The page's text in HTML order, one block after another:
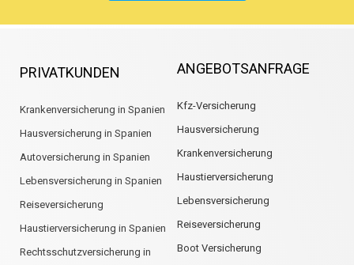
PRIVATKUNDEN
Krankenversicherung in Spanien
Hausversicherung in Spanien
Autoversicherung in Spanien
Lebensversicherung in Spanien
Reiseversicherung
Haustierversicherung in Spanien
Rechtsschutzversicherung in
ANGEBOTSANFRAGE
Kfz-Versicherung
Hausversicherung
Krankenversicherung
Haustierversicherung
Lebensversicherung
Reiseversicherung
Boot Versicherung